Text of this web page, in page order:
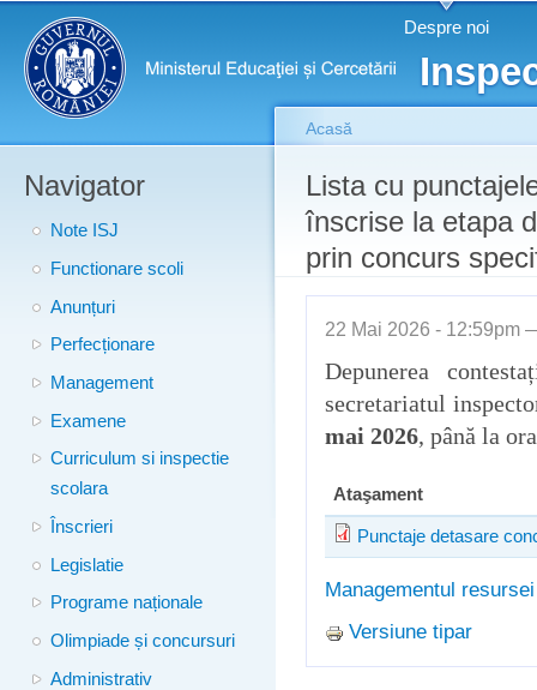
Meniu principal Despre noi
Navigator
Note ISJ
Functionare scoli
Anunțuri
Perfecționare
Management
Examene
Curriculum si inspectie
scolara
Înscrieri
Legislatie
Programe naționale
Olimpiade și concursuri
Administrativ
Eşti aici
Acasă
Lista cu
înscrise la etapa
prin concurs
22 Mai 2026 - 12:59pm
Depunerea
secretariatul
mai 2026, până la
Ataşament
Punctaje detasare
Managementul
Versiune tipar